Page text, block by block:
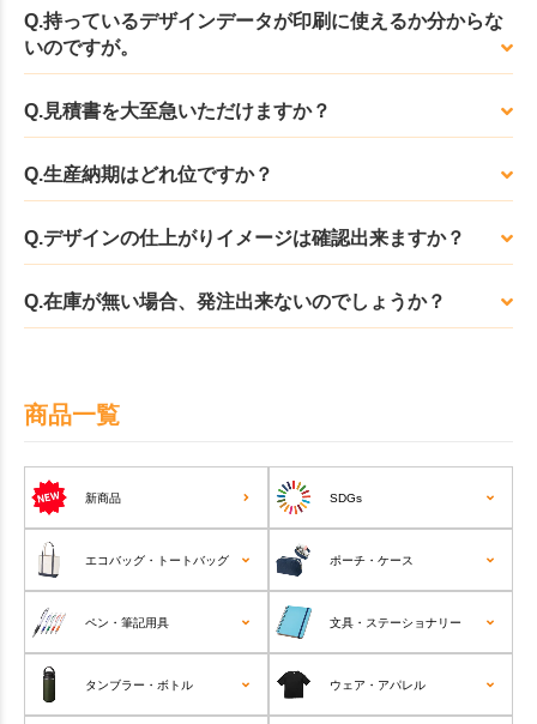
Q.持っているデザインデータが印刷に使えるか分からな
いのですが。
Q.見積書を大至急いただけますか？
Q.生産納期はどれ位ですか？
Q.デザインの仕上がりイメージは確認出来ますか？
Q.在庫が無い場合、発注出来ないのでしょうか？
商品一覧
新商品 SDGs
エコバッグ・トートバッグ ポーチ・ケース
ペン・筆記用具 文具・ステーショナリー
タンブラー・ボトル ウェア・アパレル